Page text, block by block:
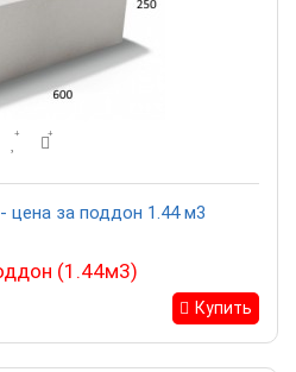
цена за поддон 1.44 м3
(1.44м3)
Купить